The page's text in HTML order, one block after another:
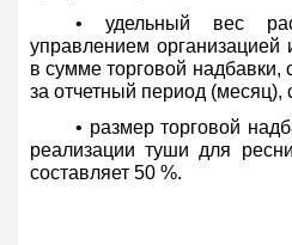
• удельный вес
управлением организацией
в сумме торговой
за отчетный период (месяц),
• размер торговой
реализации туши для
составляет 50 %.